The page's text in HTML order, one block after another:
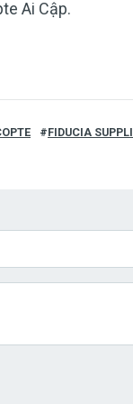
Ai Cập.
FIDUCIA